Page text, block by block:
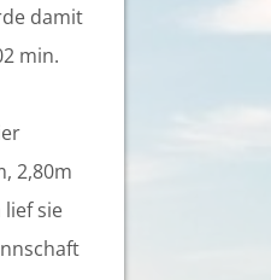
damit
min.
2,80m
sie